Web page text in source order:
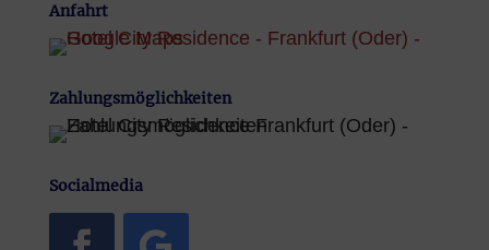
Anfahrt
Zahlungsmöglichkeiten
Socialmedia